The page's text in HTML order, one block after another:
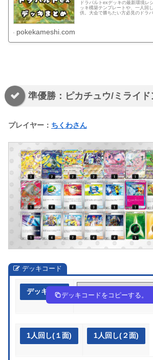
ドラパルトexデッキの最新環境レ
ッキ構築テンプレートや、一人回
供。大会で勝ちたい方必見のドラ
pokekameshi.com
準優勝：ピカチュウ/ミライド
プレイヤー： ちくわさん
デッキコード
デッキ作成 QHnLgL-t6Ik4i-HgLgnn
デッキコードをコピーする。
1人回し(１面) 1人回し(２面)